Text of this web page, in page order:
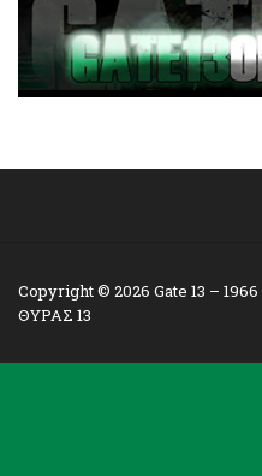
Copyright © 2026 Gate 13 – 1966
ΘΥΡΑΣ 13